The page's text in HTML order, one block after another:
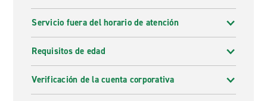
Servicio fuera del horario de atención
Requisitos de edad
Verificación de la cuenta corporativa